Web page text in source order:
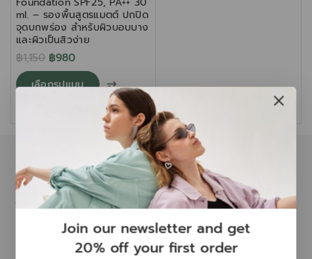
ml. – รองพื้นสูตรแมตต์ ปกปิด
จุดบกพร่อง สำหรับผิวบอบบาง
และผิวเป็นสิวง่าย
฿1,150 ฿980
เลือกรูปแบบ
Compare
Aqua+ Series
Join our newsletter and get
20% off your first order